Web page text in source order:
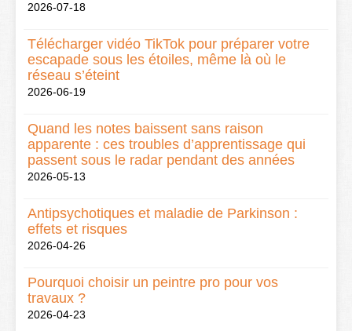
2026-07-18
Télécharger vidéo TikTok pour préparer votre
escapade sous les étoiles, même là où le
réseau s’éteint
2026-06-19
Quand les notes baissent sans raison
apparente : ces troubles d’apprentissage qui
passent sous le radar pendant des années
2026-05-13
Antipsychotiques et maladie de Parkinson :
effets et risques
2026-04-26
Pourquoi choisir un peintre pro pour vos
travaux ?
2026-04-23